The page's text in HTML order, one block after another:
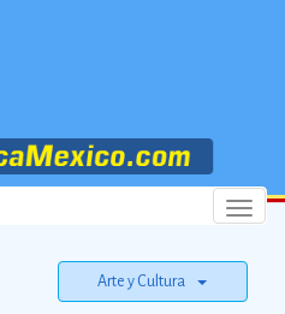
Menu
Arte y Cultura